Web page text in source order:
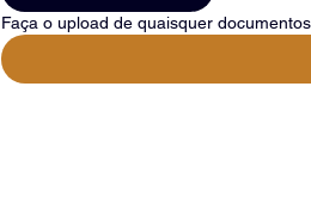
Faça o upload de quaisquer